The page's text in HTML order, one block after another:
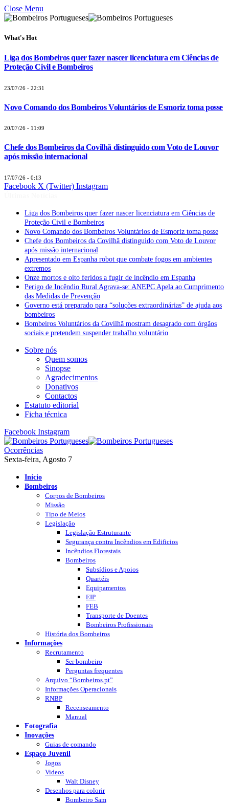
Close Menu
What's Hot
Liga dos Bombeiros quer fazer nascer licenciatura em Ciências de
Proteção Civil e Bombeiros
23/07/26 - 22:31
Novo Comando dos Bombeiros Voluntários de Esmoriz toma posse
20/07/26 - 11:09
Chefe dos Bombeiros da Covilhã distinguido com Voto de Louvor
após missão internacional
17/07/26 - 0:13
Facebook X (Twitter) Instagram
Liga dos Bombeiros quer fazer nascer licenciatura em Ciências de
Proteção Civil e Bombeiros
Novo Comando dos Bombeiros Voluntários de Esmoriz toma posse
Chefe dos Bombeiros da Covilhã distinguido com Voto de Louvor
após missão internacional
Apresentado em Espanha robot que combate fogos em ambientes
extremos
Onze mortos e oito feridos a fugir de incêndio em Espanha
Perigo de Incêndio Rural Agrava-se: ANEPC Apela ao Cumprimento
das Medidas de Prevenção
Governo está preparado para “soluções extraordinárias” de ajuda aos
bombeiros
Bombeiros Voluntários da Covilhã mostram desagrado com órgãos
sociais e pretendem suspender trabalho voluntário
Sobre nós
Quem somos
Sinopse
Agradecimentos
Donativos
Contactos
Estatuto editorial
Ficha técnica
Facebook Instagram
Ocorrências
Sexta-feira, Agosto 7
Início
Bombeiros
Corpos de Bombeiros
Missão
Tipo de Meios
Legislação
Legislação Estruturante
Segurança contra Incêndios em Edificios
Incêndios Florestais
Bombeiros
Subsídios e Apoios
Quartéis
Equipamentos
EIP
FEB
Transporte de Doentes
Bombeiros Profissionais
História dos Bombeiros
Informações
Recrutamento
Ser bombeiro
Perguntas frequentes
Arquivo “Bombeiros.pt”
Informações Operacionais
RNBP
Recenseamento
Manual
Fotografia
Inovações
Guias de comando
Espaço Juvenil
Jogos
Videos
Walt Disney
Desenhos para colorir
Bombeiro Sam